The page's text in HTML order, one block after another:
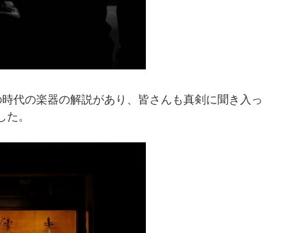
代の楽器の解説があり、皆さんも真剣に聞き入っ
。